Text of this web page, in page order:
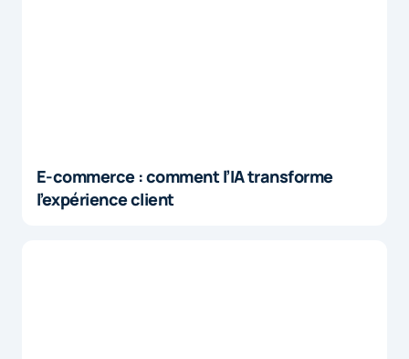
E-commerce : comment l’IA transforme
l’expérience client